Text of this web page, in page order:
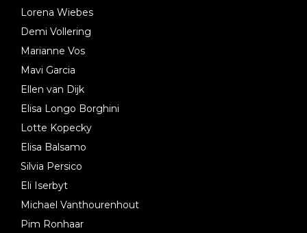
Lorena Wiebes
Demi Vollering
Marianne Vos
Mavi Garcia
Ellen van Dijk
Elisa Longo Borghini
Lotte Kopecky
Elisa Balsamo
Silvia Persico
Eli Iserbyt
Michael Vanthourenhout
Pim Ronhaar